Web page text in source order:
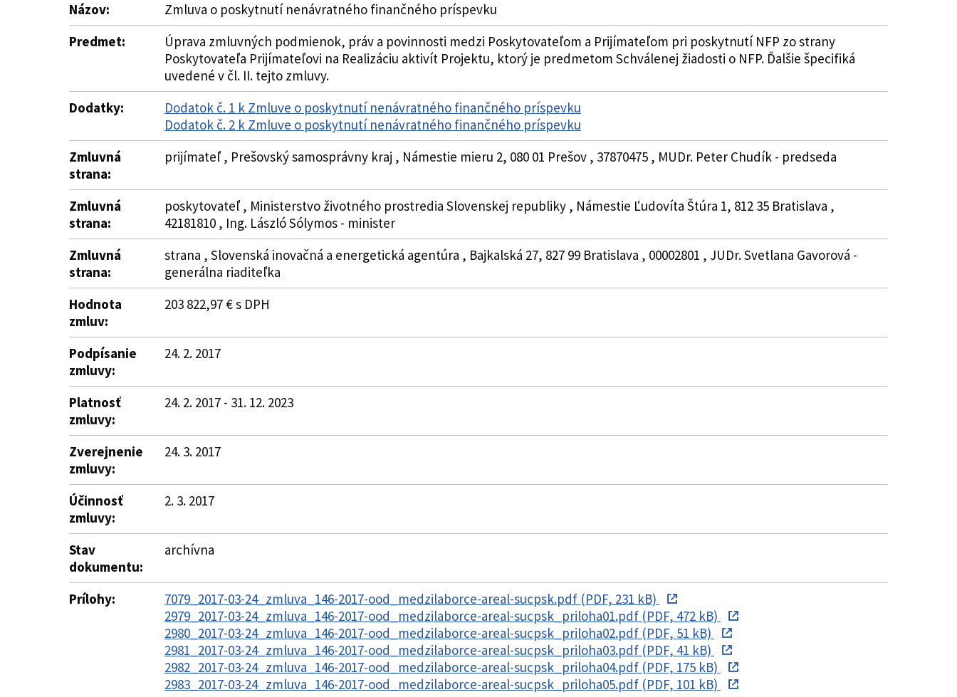
Názov:
Zmluva o poskytnutí nenávratného finančného príspevku
Predmet:
Úprava zmluvných podmienok, práv a povinnosti medzi Poskytovateľom a Prijímateľom pri poskytnutí NFP zo strany
Poskytovateľa Prijímateľovi na Realizáciu aktivít Projektu, ktorý je predmetom Schválenej žiadosti o NFP. Ďalšie špecifiká
uvedené v čl. II. tejto zmluvy.
Dodatky:
Dodatok č. 1 k Zmluve o poskytnutí nenávratného finančného príspevku
Dodatok č. 2 k Zmluve o poskytnutí nenávratného finančného príspevku
Zmluvná
strana:
prijímateľ , Prešovský samosprávny kraj , Námestie mieru 2, 080 01 Prešov , 37870475 , MUDr. Peter Chudík - predseda
Zmluvná
strana:
poskytovateľ , Ministerstvo životného prostredia Slovenskej republiky , Námestie Ľudovíta Štúra 1, 812 35 Bratislava ,
42181810 , Ing. László Sólymos - minister
Zmluvná
strana:
strana , Slovenská inovačná a energetická agentúra , Bajkalská 27, 827 99 Bratislava , 00002801 , JUDr. Svetlana Gavorová -
generálna riaditeľka
Hodnota
zmluv:
203 822,97 € s DPH
Podpísanie
zmluvy:
24. 2. 2017
Platnosť
zmluvy:
24. 2. 2017 - 31. 12. 2023
Zverejnenie
zmluvy:
24. 3. 2017
Účinnosť
zmluvy:
2. 3. 2017
Stav
dokumentu:
archívna
Prílohy:
7079_2017-03-24_zmluva_146-2017-ood_medzilaborce-areal-sucpsk.pdf (PDF, 231 kB)
2979_2017-03-24_zmluva_146-2017-ood_medzilaborce-areal-sucpsk_priloha01.pdf (PDF, 472 kB)
2980_2017-03-24_zmluva_146-2017-ood_medzilaborce-areal-sucpsk_priloha02.pdf (PDF, 51 kB)
2981_2017-03-24_zmluva_146-2017-ood_medzilaborce-areal-sucpsk_priloha03.pdf (PDF, 41 kB)
2982_2017-03-24_zmluva_146-2017-ood_medzilaborce-areal-sucpsk_priloha04.pdf (PDF, 175 kB)
2983_2017-03-24_zmluva_146-2017-ood_medzilaborce-areal-sucpsk_priloha05.pdf (PDF, 101 kB)